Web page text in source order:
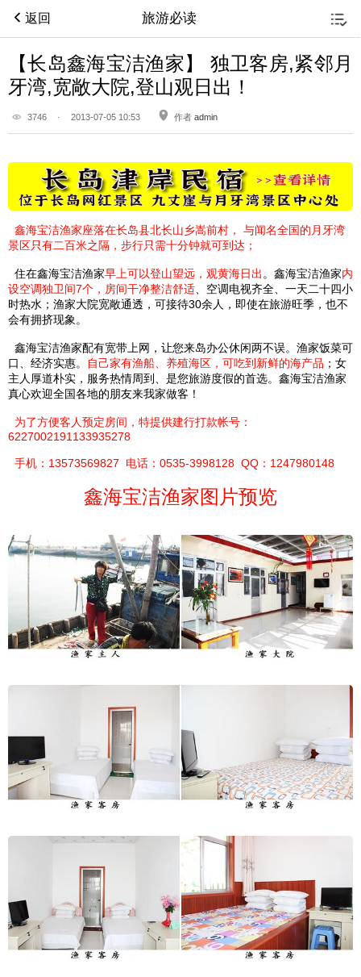
返回 旅游必读
【长岛鑫海宝洁渔家】 独卫客房,紧邻月
牙湾,宽敞大院,登山观日出！
3746 · 2013-07-05 10:53 作者 admin
鑫海宝洁渔家座落在长岛县北长山乡嵩前村， 与闻名全国的月牙湾
景区只有二百米之隔，步行只需十分钟就可到达；
住在鑫海宝洁渔家早上可以登山望远，观黄海日出 。鑫海宝洁渔家内
设空调独卫间7个，房间干净整洁舒适 、空调电视齐全、一天二十四小
时热水；渔家大院宽敞通透，可接待30余人，即使在旅游旺季，也不
会有拥挤现象。
鑫海宝洁渔家配有宽带上网，让您来岛办公休闲两不误。渔家饭菜可
口、经济实惠。
自己家有渔船、养殖海区，可吃到新鲜的海产品 ；女
主人厚道朴实，服务热情周到、是您旅游度假的首选。鑫海宝洁渔家
真心欢迎全国各地的朋友来我家做客！
为了方便客人预定房间，特提供建行打款帐号：
6227002191133935278
手机：13573569827 电话：0535-3998128 QQ：1247980148
鑫海宝洁渔家图片预览